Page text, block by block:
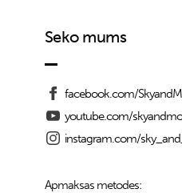
Seko mums
facebook.com/
youtube.com/
instagram.com/
Apmaksas metodes: